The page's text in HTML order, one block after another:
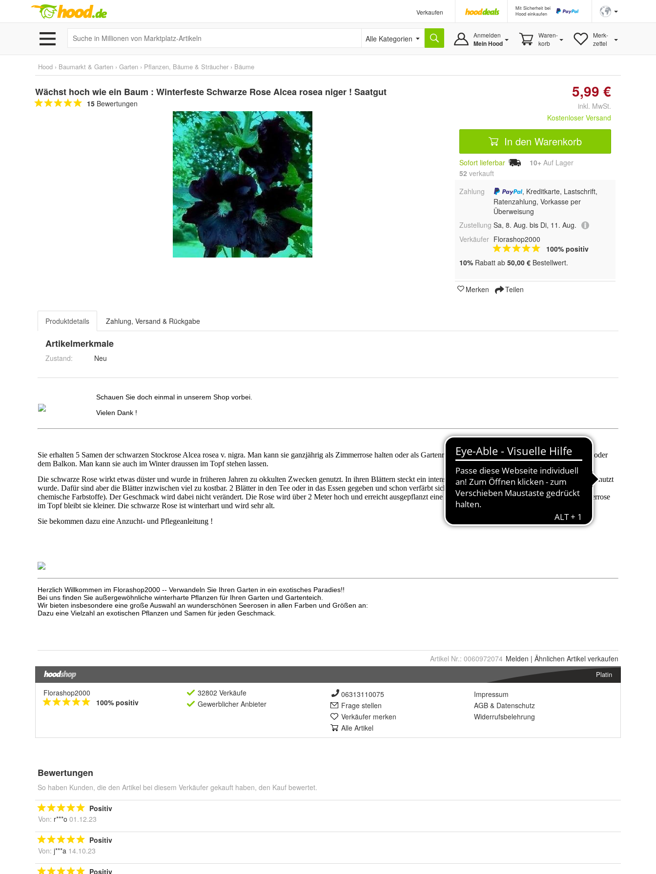
Verkaufen
Mit Sicherheit bei
Hood einkaufen
Alle Kategorien Anmelden
Mein Hood
Waren-
korb
Merk-
zettel
Hood › Baumarkt & Garten › Garten › Pflanzen, Bäume & Sträucher › Bäume
Wächst hoch wie ein Baum : Winterfeste Schwarze Rose Alcea rosea niger ! Saatgut
15 Bewertungen
5,99 €
inkl. MwSt.
Kostenloser Versand
In den Warenkorb
Sofort lieferbar 10+ Auf Lager
52 verkauft
Zahlung
, Kreditkarte, Lastschrift,
Ratenzahlung, Vorkasse per
Überweisung
Zustellung Sa, 8. Aug. bis Di, 11. Aug.
Verkäufer Florashop2000
100% positiv
10% Rabatt ab 50,00 € Bestellwert.
Merken Teilen
Produktdetails Zahlung, Versand & Rückgabe
Artikelmerkmale
Zustand: Neu
Artikel Nr.: 0060972074 Melden | Ähnlichen Artikel verkaufen
Platin
Florashop2000
100% positiv
32802 Verkäufe
Gewerblicher Anbieter
06313110075
Frage stellen
Verkäufer merken
Alle Artikel
Impressum
AGB & Datenschutz
Widerrufsbelehrung
Bewertungen
So haben Kunden, die den Artikel bei diesem Verkäufer gekauft haben, den Kauf bewertet.
Positiv
Von: r***o 01.12.23
Positiv
Von: j***a 14.10.23
Positiv